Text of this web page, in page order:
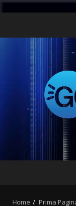
Home
Prima